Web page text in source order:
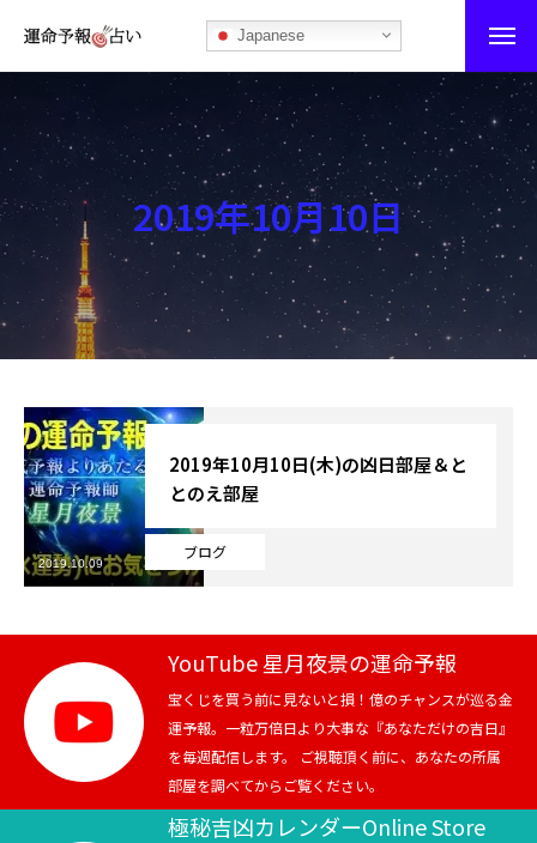
Japanese
運命予報占い
運命予報占いとは
あなたの所属部屋を探そう！
最恐の相性占い
秘伝公開！吉凶カレンダー
記事カテゴリー
ブログ
お知らせ
芸能界
テニス
スポーツ
競馬
2019年10月10日
ブログ
2019年10月10日(木)の凶日部屋＆と
とのえ部屋
2019.10.09
YouTube 星月夜景の運命予報
宝くじを買う前に見ないと損！億のチャンスが巡る金
運予報。一粒万倍日より大事な『あなただけの吉日』
を毎週配信します。 ご視聴頂く前に、あなたの所属
部屋を調べてからご覧ください。
極秘吉凶カレンダーOnline Store